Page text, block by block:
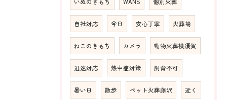
自社対応 今日 安心丁寧 火葬場
ねこのきもち カメラ 動物火葬横須賀
迅速対応 熱中症対策 飼育不可
暑い日 散歩 ペット火葬藤沢 近く